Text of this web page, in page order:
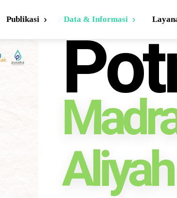
Publikasi Data & Informasi